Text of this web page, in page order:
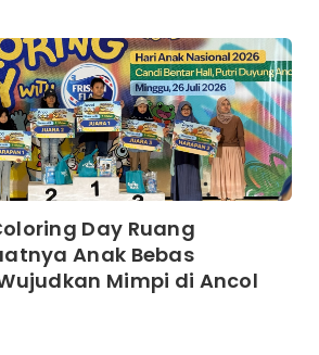
Day Ruang
Anak Bebas
Mimpi di Ancol